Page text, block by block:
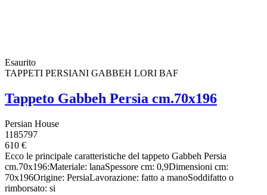
Esaurito
TAPPETI PERSIANI GABBEH LORI BAF
Tappeto Gabbeh Persia cm.70x196
Persian House
1185797
610 €
Ecco le principale caratteristiche del tappeto Gabbeh Persia
cm.70x196:Materiale: lanaSpessore cm: 0,9Dimensioni cm:
70x196Origine: PersiaLavorazione: fatto a manoSoddifatto o
rimborsato: si